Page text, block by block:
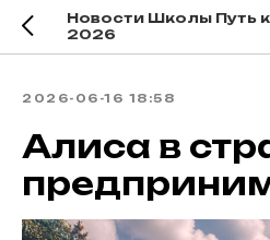
Новости Школы Путь
2026
2026-06-16 18:58
Алиса в